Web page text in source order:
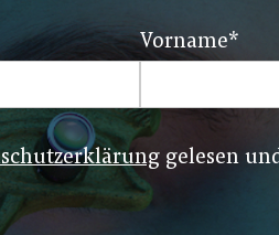
Vorname*
gelesen